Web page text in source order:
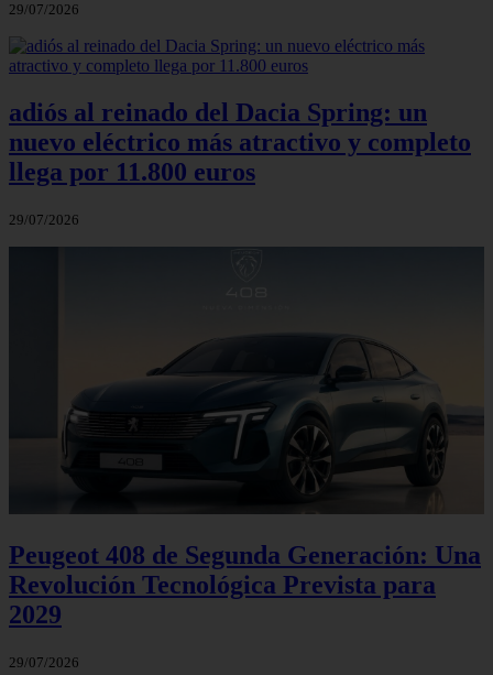
29/07/2026
adiós al reinado del Dacia Spring: un
nuevo eléctrico más atractivo y completo
llega por 11.800 euros
29/07/2026
Peugeot 408 de Segunda Generación: Una
Revolución Tecnológica Prevista para
2029
29/07/2026